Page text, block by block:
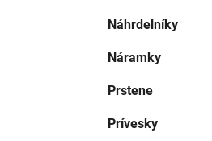
Náhrdelníky
Náramky
Prstene
Prívesky